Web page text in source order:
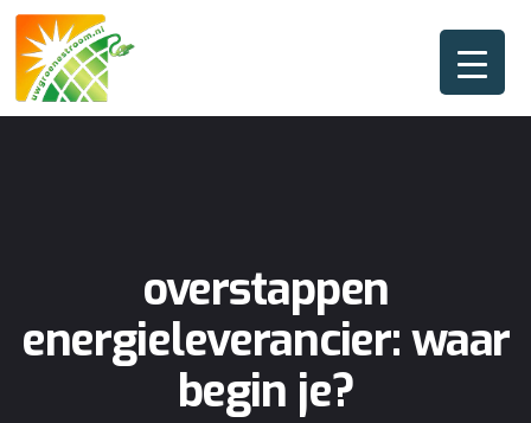
overstappen
energieleverancier: waar
begin je?